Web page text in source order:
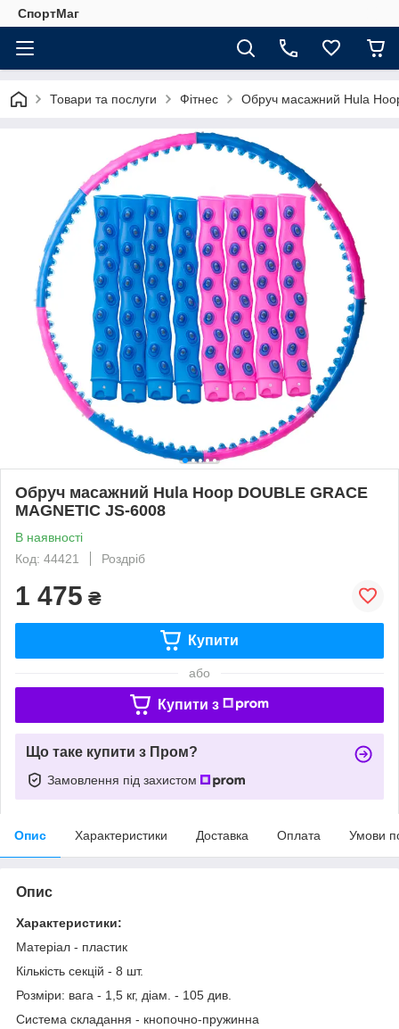
СпортМаг
Товари та послуги Фітнес Обруч масажний Hula
Обруч масажний Hula Hoop DOUBLE GRACE
MAGNETIC JS-6008
В наявності
Код: 44421
Роздріб
1 475 ₴
Купити
або
Купити з
Що таке купити з Пром?
Замовлення під захистом
Опис Характеристики Доставка Оплата Умови
Опис
Характеристики:
Матеріал - пластик
Кількість секцій - 8 шт.
Розміри: вага - 1,5 кг, діам. - 105 див.
Система складання - кнопочно-пружинна